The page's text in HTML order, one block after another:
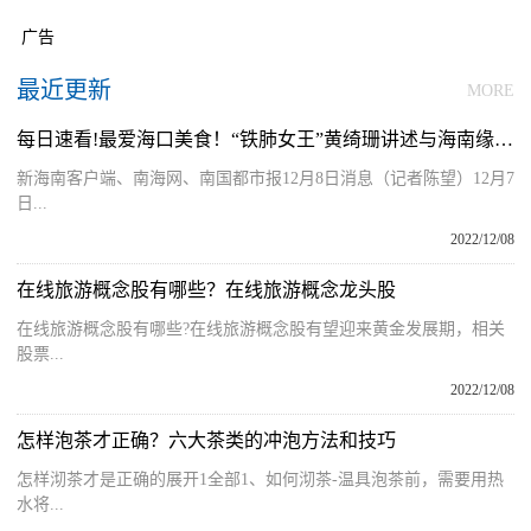
广告
最近更新 MORE
每日速看!最爱海口美食！“铁肺女王”黄绮珊讲述与海南缘分故事
新海南客户端、南海网、南国都市报12月8日消息（记者陈望）12月7
日...
2022/12/08
在线旅游概念股有哪些？在线旅游概念龙头股
在线旅游概念股有哪些?在线旅游概念股有望迎来黄金发展期，相关
股票...
2022/12/08
怎样泡茶才正确？六大茶类的冲泡方法和技巧
怎样沏茶才是正确的展开1全部1、如何沏茶-温具泡茶前，需要用热
水将...